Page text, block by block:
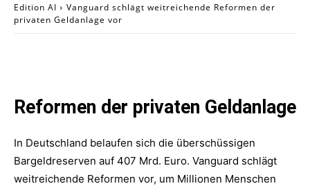
Edition AI
Vanguard schlägt weitreichende Reformen der
privaten Geldanlage vor
Reformen der privaten Geldanlage
In Deutschland belaufen sich die überschüssigen
Bargeldreserven auf 407 Mrd. Euro. Vanguard schlägt
weitreichende Reformen vor, um Millionen Menschen